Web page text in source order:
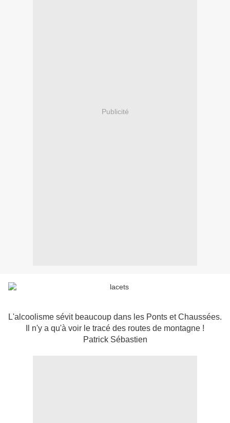
Publicité
L'alcoolisme sévit beaucoup dans les Ponts et Chaussées.
Il n'y a qu'à voir le tracé des routes de montagne !
Patrick Sébastien